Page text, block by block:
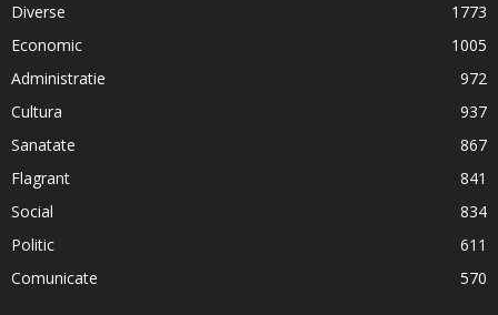
Diverse
1773
Economic
1005
Administratie
972
Cultura
937
Sanatate
867
Flagrant
841
Social
834
Politic
611
Comunicate
570